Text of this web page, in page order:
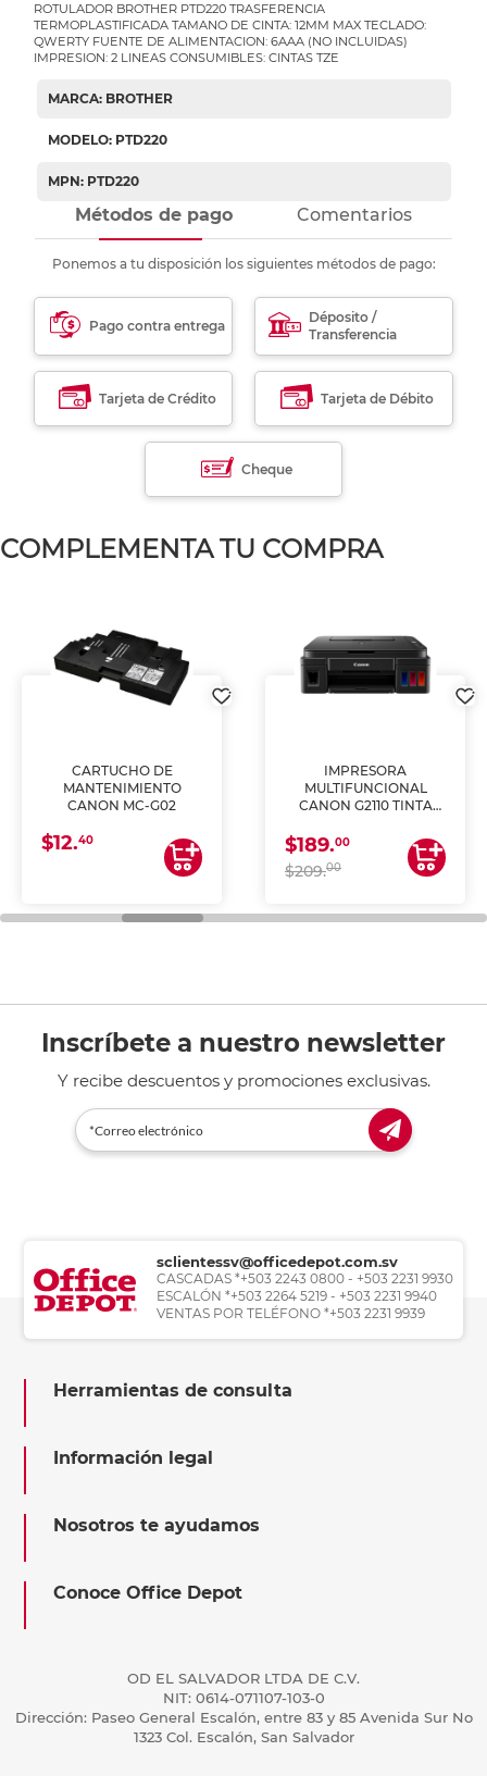
ROTULADOR BROTHER PTD220 TRASFERENCIA
TERMOPLASTIFICADA TAMANO DE CINTA: 12MM MAX TECLADO:
QWERTY FUENTE DE ALIMENTACION: 6AAA (NO INCLUIDAS)
IMPRESION: 2 LINEAS CONSUMIBLES: CINTAS TZE
MARCA: BROTHER
MODELO: PTD220
MPN: PTD220
Métodos de pago Comentarios
Ponemos a tu disposición los siguientes métodos de pago:
Pago contra entrega
Déposito /
Transferencia
Tarjeta de Crédito Tarjeta de Débito
Cheque
COMPLEMENTA TU COMPRA
CARTUCHO DE
MANTENIMIENTO
CANON MC-G02
$12.40
IMPRESORA
MULTIFUNCIONAL
CANON G2110 TINTA
$189.00
$209.00
Inscríbete a nuestro newsletter
Y recibe descuentos y promociones exclusivas.
sclientessv@officedepot.com.sv
CASCADAS *+503 2243 0800 - +503 2231 9930
ESCALÓN *+503 2264 5219 - +503 2231 9940
VENTAS POR TELÉFONO *+503 2231 9939
Herramientas de consulta
Información legal
Nosotros te ayudamos
Conoce Office Depot
OD EL SALVADOR LTDA DE C.V.
NIT: 0614-071107-103-0
Dirección: Paseo General Escalón, entre 83 y 85 Avenida Sur No
1323 Col. Escalón, San Salvador